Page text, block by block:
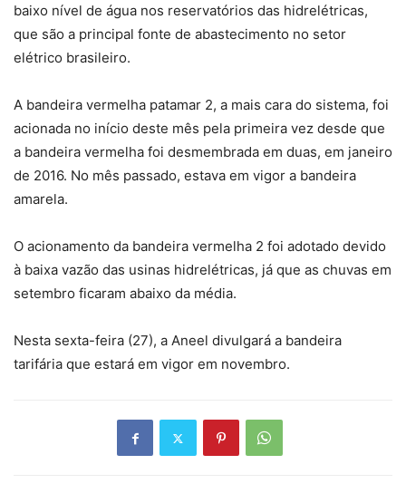
baixo nível de água nos reservatórios das hidrelétricas,
que são a principal fonte de abastecimento no setor
elétrico brasileiro.
A bandeira vermelha patamar 2, a mais cara do sistema, foi
acionada no início deste mês pela primeira vez desde que
a bandeira vermelha foi desmembrada em duas, em janeiro
de 2016. No mês passado, estava em vigor a bandeira
amarela.
O acionamento da bandeira vermelha 2 foi adotado devido
à baixa vazão das usinas hidrelétricas, já que as chuvas em
setembro ficaram abaixo da média.
Nesta sexta-feira (27), a Aneel divulgará a bandeira
tarifária que estará em vigor em novembro.